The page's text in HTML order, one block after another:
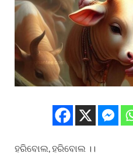
ହରିବୋଲ, ହରିବୋଲ ।।